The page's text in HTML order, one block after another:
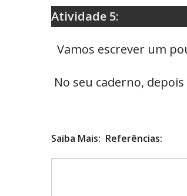
Atividade 5:
Vamos escrever um
No seu caderno,
Saiba Mais: Referências: